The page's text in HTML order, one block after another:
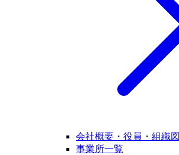
会社概要・役員・組織図
事業所一覧